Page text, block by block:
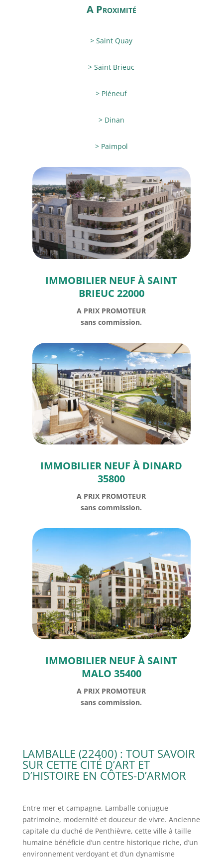
A Proximité
> Saint Quay
> Saint Brieuc
> Pléneuf
> Dinan
> Paimpol
IMMOBILIER NEUF À SAINT
BRIEUC 22000
A PRIX PROMOTEUR
sans commission.
IMMOBILIER NEUF À DINARD
35800
A PRIX PROMOTEUR
sans commission.
IMMOBILIER NEUF À SAINT
MALO 35400
A PRIX PROMOTEUR
sans commission.
LAMBALLE (22400) : TOUT SAVOIR
SUR CETTE CITÉ D’ART ET
D’HISTOIRE EN CÔTES-D’ARMOR
Entre mer et campagne, Lamballe conjugue
patrimoine, modernité et douceur de vivre. Ancienne
capitale du duché de Penthièvre, cette ville à taille
humaine bénéficie d’un centre historique riche, d’un
environnement verdoyant et d’un dynamisme